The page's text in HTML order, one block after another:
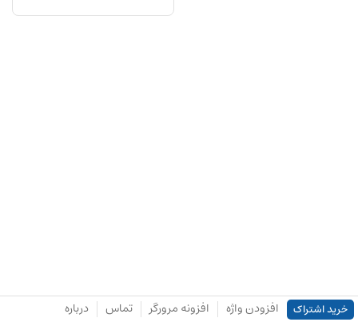
خرید اشتراک افزودن واژه افزونه مرورگر تماس درباره